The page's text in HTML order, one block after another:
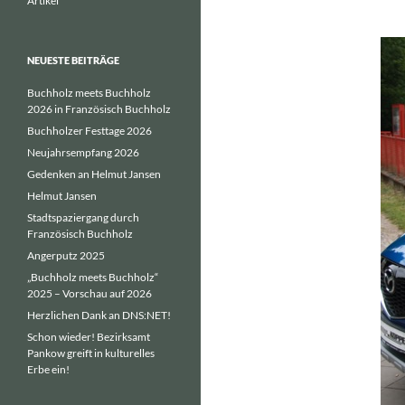
NEUESTE BEITRÄGE
Buchholz meets Buchholz
2026 in Französisch Buchholz
Buchholzer Festtage 2026
Neujahrsempfang 2026
Gedenken an Helmut Jansen
Helmut Jansen
Stadtspaziergang durch
Französisch Buchholz
Angerputz 2025
„Buchholz meets Buchholz“
2025 – Vorschau auf 2026
Herzlichen Dank an DNS:NET!
Schon wieder! Bezirksamt
Pankow greift in kulturelles
Erbe ein!